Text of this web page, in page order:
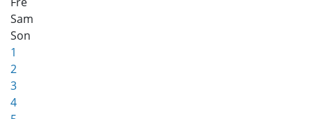
Sam
Son
1
2
3
4